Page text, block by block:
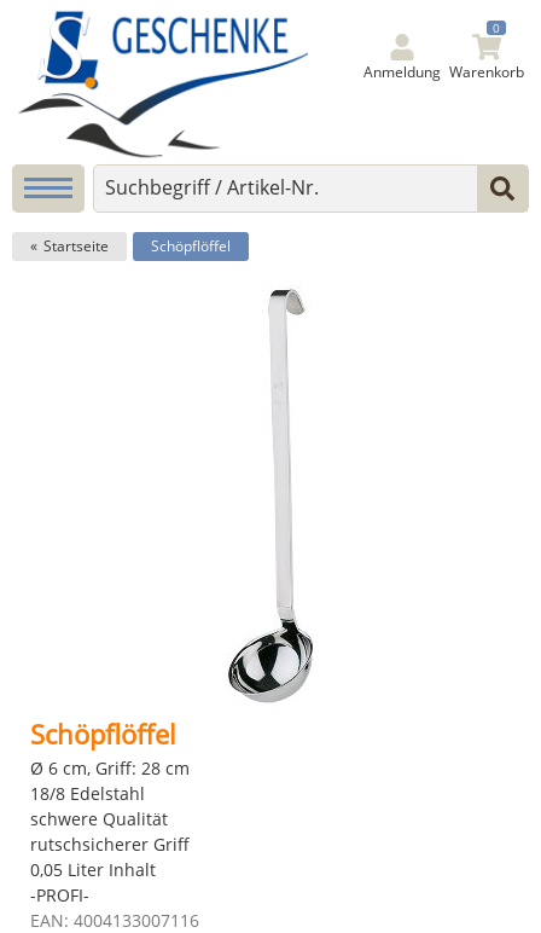
Anmeldung
0
Warenkorb
Startseite Schöpflöffel
Schöpflöffel
Ø 6 cm, Griff: 28 cm
18/8 Edelstahl
schwere Qualität
rutschsicherer Griff
0,05 Liter Inhalt
-PROFI-
EAN: 4004133007116